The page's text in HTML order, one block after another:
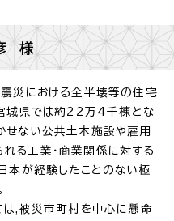
様
における全半壊等の住宅
城県では約22万4千棟とな
せない公共土木施設や雇用
る工業・商業関係に対する
本が経験したことのない極
,被災市町村を中心に懸命